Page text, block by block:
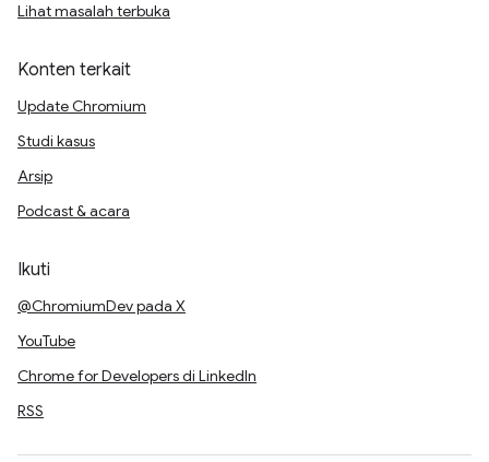
Lihat masalah terbuka
Konten terkait
Update Chromium
Studi kasus
Arsip
Podcast & acara
Ikuti
@ChromiumDev pada X
YouTube
Chrome for Developers di LinkedIn
RSS